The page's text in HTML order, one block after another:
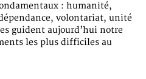
: humanité,
volontariat, unité
guident aujourd’hui notre
les plus difficiles au